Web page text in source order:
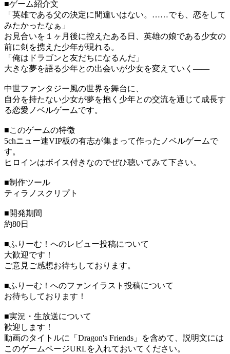
■ゲーム紹介文
「英雄である父の決定に間違いはない。……でも、恋をして
みたかったなぁ」
お見合いを１ヶ月後に控えたある日、英雄の娘である少女の
前に剣を携えた少年が現れる。
「俺はドラゴンと友だちになるんだ」
大きな夢を語る少年との出会いが少女を変えていく――
中世ファンタジー風の世界を舞台に、
自分を持たない少女が夢を抱く少年との交流を通じて成長す
る恋愛ノベルゲームです。
■このゲームの特徴
5chニュー速VIP板の有志が集まって作ったノベルゲームで
す。
ヒロインはボイス付きなのでぜひ聴いてみて下さい。
■制作ツール
ティラノスクリプト
■開発期間
約80日
■ふりーむ！へのレビュー投稿について
大歓迎です！
ご意見ご感想お待ちしております。
■ふりーむ！へのファンイラスト投稿について
お待ちしております！
■実況・生放送について
歓迎します！
動画のタイトルに「Dragon's Friends」を含めて、説明文には
このゲームページURLを入れておいてください。